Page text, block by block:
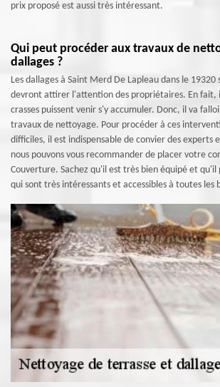
prix proposé est aussi très intéressant.
Qui peut procéder aux travaux de
dallages ?
Les dallages à Saint Merd De Lapleau dans le
devront attirer l'attention des propriétaires. En fait,
crasses puissent venir s'y accumuler. Donc, il va
travaux de nettoyage. Pour procéder à ces
difficiles, il est indispensable de convier des experts
nous pouvons vous recommander de placer votre
Couverture. Sachez qu'il est très bien équipé et qu'il
qui sont très intéressants et accessibles à toutes les